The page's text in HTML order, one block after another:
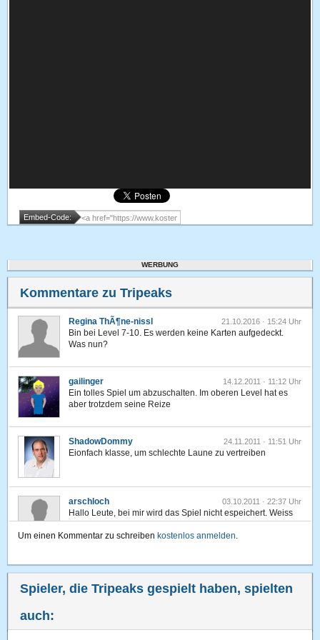
Embed-Code:
WERBUNG
Kommentare zu Tripeaks
Regina ThÃ¶ne-nissl 21.10.2016 · 15:24 Uhr
Bin bei Level 7-10. Es werden keine Karten aufgedeckt.
Was nun?
gailinger 14.12.2011 · 11:12 Uhr
Ein tolles Spiel um abzuschalten. Im oberen Level hat es
aber trotzdem seine Reize
ShadowDommy 24.11.2011 · 11:51 Uhr
Eionfach klasse, um schlechte Laune zu vertreiben
arschloch 03.10.2011 · 22:37 Uhr
Hallo Leute, bei mir wird das Spiel nicht espeichert. Weiss
jemand warum?
Also Leute, das Spiel geht bis 8-10 !! Habe lange probiert
um es heraus zu finden.
gefällt mit sehr gut. das lässt sich locker spielen
Um einen Kommentar zu schreiben kostenlos anmelden.
Spieler, die Tripeaks gespielt haben, spielten
auch: